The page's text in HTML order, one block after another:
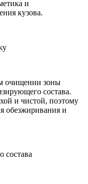
и
кузова.
очищении зоны
состава.
и чистой, поэтому
обезжиривания и
состава